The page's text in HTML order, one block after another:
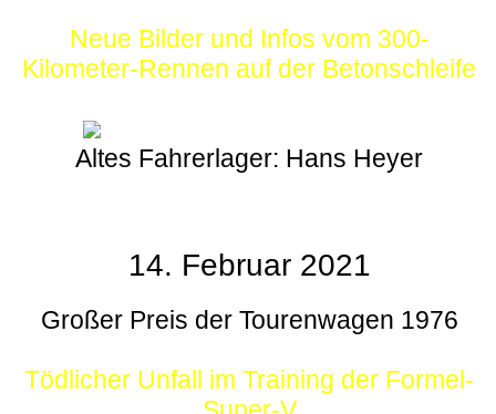
Neue Bilder und Infos vom 300-
Kilometer-Rennen auf der Betonschleife
Altes Fahrerlager: Hans Heyer
14. Februar 2021
Großer Preis der Tourenwagen 1976
Tödlicher Unfall im Training der Formel-